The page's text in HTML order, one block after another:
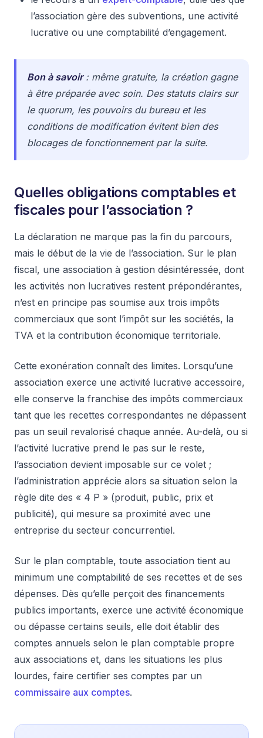
l’association gère des subventions, une activité
lucrative ou une comptabilité d’engagement.
Bon à savoir: même gratuite, la création gagne
à être préparée avec soin. Des statuts clairs sur
le quorum, les pouvoirs du bureau et les
conditions de modification évitent bien des
blocages de fonctionnement par la suite.
Quelles obligations comptables et
fiscales pour l’association ?
La déclaration ne marque pas la fin du parcours,
mais le début de la vie de l’association. Sur le plan
fiscal, une association à gestion désintéressée, dont
les activités non lucratives restent prépondérantes,
n’est en principe pas soumise aux trois impôts
commerciaux que sont l’impôt sur les sociétés, la
TVA et la contribution économique territoriale.
Cette exonération connaît des limites. Lorsqu’une
association exerce une activité lucrative accessoire,
elle conserve la franchise des impôts commerciaux
tant que les recettes correspondantes ne dépassent
pas un seuil revalorisé chaque année. Au-delà, ou si
l’activité lucrative prend le pas sur le reste,
l’association devient imposable sur ce volet ;
l’administration apprécie alors sa situation selon la
règle dite des « 4 P » (produit, public, prix et
publicité), qui mesure sa proximité avec une
entreprise du secteur concurrentiel.
Sur le plan comptable, toute association tient au
minimum une comptabilité de ses recettes et de ses
dépenses. Dès qu’elle perçoit des financements
publics importants, exerce une activité économique
ou dépasse certains seuils, elle doit établir des
comptes annuels selon le plan comptable propre
aux associations et, dans les situations les plus
lourdes, faire certifier ses comptes par un
commissaire aux comptes.